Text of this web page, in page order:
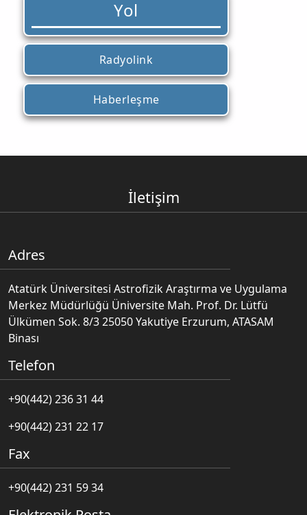
Yol
Radyolink
Haberleşme
İletişim
Adres
Atatürk Üniversitesi Astrofizik Araştırma ve Uygulama
Merkez Müdürlüğü Üniversite Mah. Prof. Dr. Lütfü
Ülkümen Sok. 8/3 25050 Yakutiye Erzurum, ATASAM
Binası
Telefon
+90(442) 236 31 44
+90(442) 231 22 17
Fax
+90(442) 231 59 34